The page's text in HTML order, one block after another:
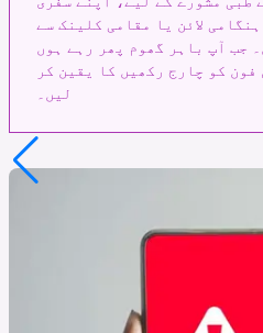
لائن یا مقامی کلینک سے
جب آپ باہر گھوم پھر رہے ہوں
کو چارج رکھیں کا یقین کر
لیں۔